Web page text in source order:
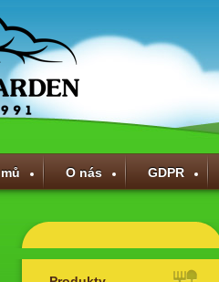
O nás GDPR